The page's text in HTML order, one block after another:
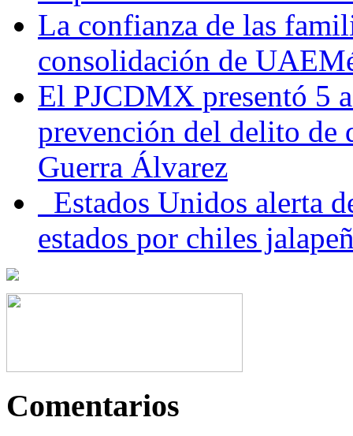
La confianza de las
consolidación de
El PJCDMX presentó 5
prevención del delito de
Guerra Álvarez
Estados Unidos alerta
estados por chiles
Comentarios